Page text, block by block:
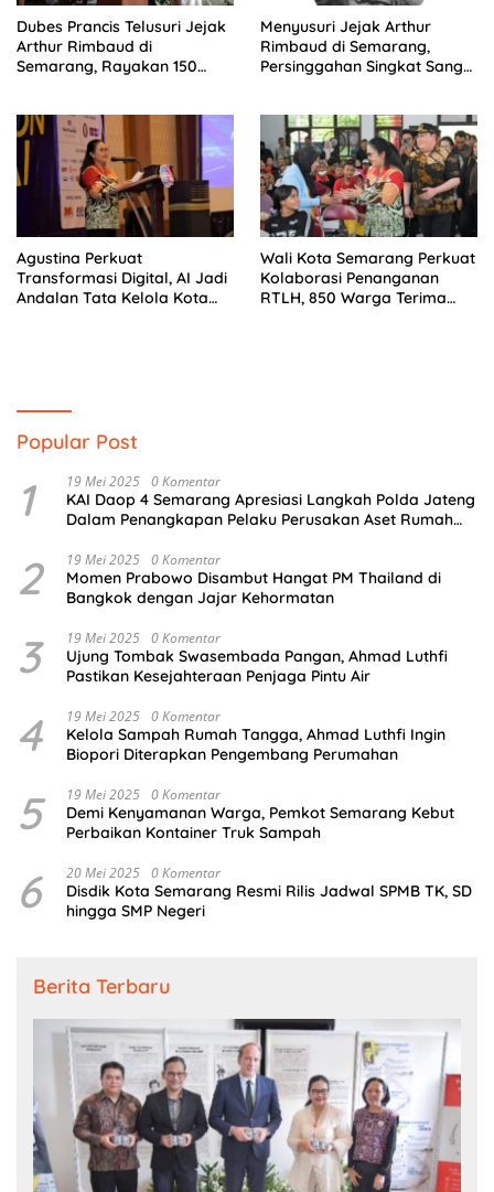
Dubes Prancis Telusuri Jejak
Arthur Rimbaud di
Semarang, Rayakan 150
Menyusuri Jejak Arthur
Rimbaud di Semarang,
Persinggahan Singkat Sang
Agustina Perkuat
Transformasi Digital, AI Jadi
Andalan Tata Kelola Kota
Wali Kota Semarang Perkuat
Kolaborasi Penanganan
RTLH, 850 Warga Terima
Popular Post
1 19 Mei 2025 0 Komentar
KAI Daop 4 Semarang Apresiasi Langkah Polda Jateng
Dalam Penangkapan Pelaku Perusakan Aset Rumah
2 19 Mei 2025 0 Komentar
Momen Prabowo Disambut Hangat PM Thailand di
Bangkok dengan Jajar Kehormatan
3 19 Mei 2025 0 Komentar
Ujung Tombak Swasembada Pangan, Ahmad Luthfi
Pastikan Kesejahteraan Penjaga Pintu Air
4 19 Mei 2025 0 Komentar
Kelola Sampah Rumah Tangga, Ahmad Luthfi Ingin
Biopori Diterapkan Pengembang Perumahan
5 19 Mei 2025 0 Komentar
Demi Kenyamanan Warga, Pemkot Semarang Kebut
Perbaikan Kontainer Truk Sampah
6 20 Mei 2025 0 Komentar
Disdik Kota Semarang Resmi Rilis Jadwal SPMB TK, SD
hingga SMP Negeri
Berita Terbaru